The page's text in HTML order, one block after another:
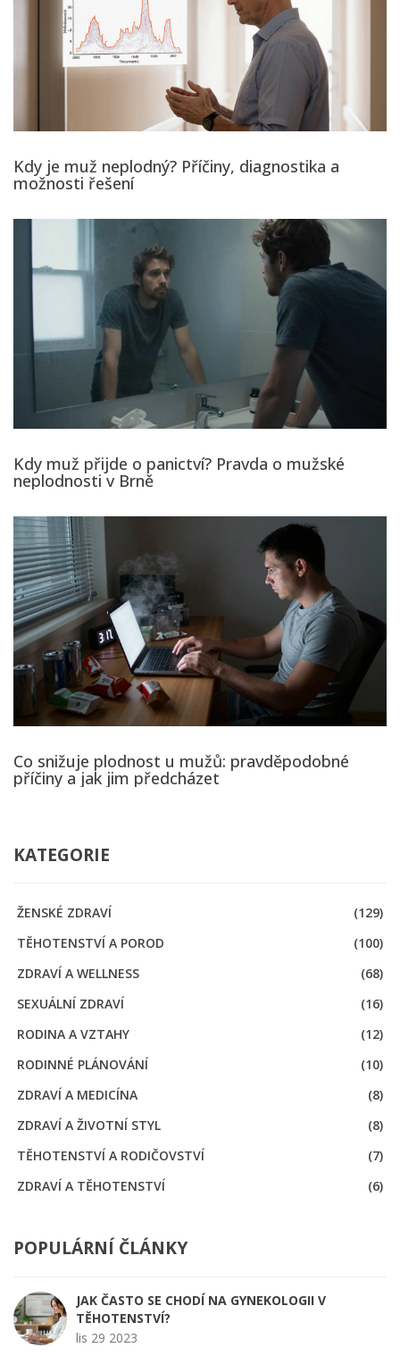
Kdy je muž neplodný? Příčiny, diagnostika a
možnosti řešení
Kdy muž přijde o panictví? Pravda o mužské
neplodnosti v Brně
Co snižuje plodnost u mužů: pravděpodobné
příčiny a jak jim předcházet
KATEGORIE
ŽENSKÉ ZDRAVÍ
(129)
TĚHOTENSTVÍ A POROD
(100)
ZDRAVÍ A WELLNESS
(68)
SEXUÁLNÍ ZDRAVÍ
(16)
RODINA A VZTAHY
(12)
RODINNÉ PLÁNOVÁNÍ
(10)
ZDRAVÍ A MEDICÍNA
(8)
ZDRAVÍ A ŽIVOTNÍ STYL
(8)
TĚHOTENSTVÍ A RODIČOVSTVÍ
(7)
ZDRAVÍ A TĚHOTENSTVÍ
(6)
POPULÁRNÍ ČLÁNKY
JAK ČASTO SE CHODÍ NA GYNEKOLOGII V
TĚHOTENSTVÍ?
lis 29 2023